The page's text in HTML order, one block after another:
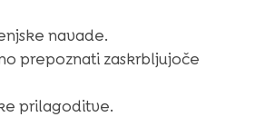
navade.
prepoznati zaskrbljujoče
prilagoditve.